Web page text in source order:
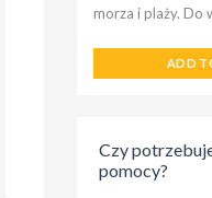
morza i plaży. Do
ADD
Czy
pomocy?